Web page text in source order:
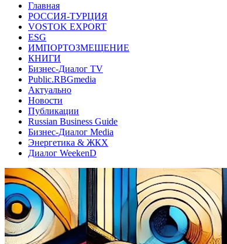
Главная
РОССИЯ-ТУРЦИЯ
VOSTOK EXPORT
ESG
ИМПОРТОЗМЕЩЕНИЕ
КНИГИ
Бизнес-Диалог TV
Public.RBGmedia
Актуально
Новости
Публикации
Russian Business Guide
Бизнес-Диалог Media
Энергетика & ЖКХ
Диалог WeekenD